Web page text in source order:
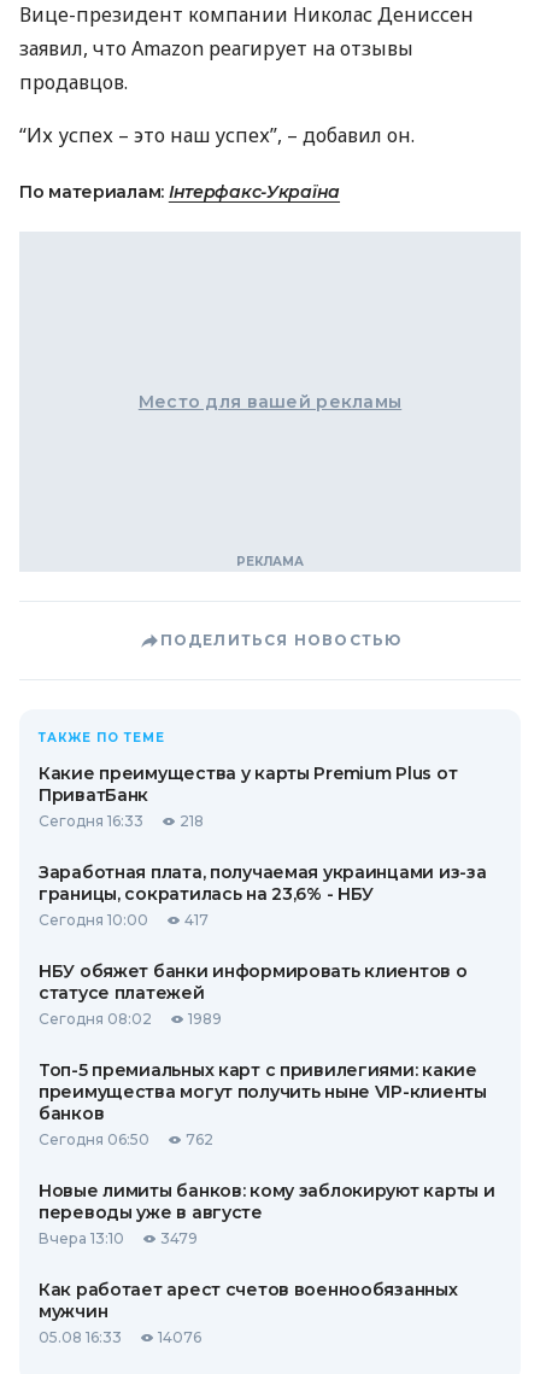
Вице-президент компании Николас Дениссен
заявил, что Amazon реагирует на отзывы
продавцов.
“Их успех – это наш успех”, – добавил он.
По материалам: Інтерфакс-Україна
Место для вашей рекламы
ПОДЕЛИТЬСЯ НОВОСТЬЮ
ТАКЖЕ ПО ТЕМЕ
Какие преимущества у карты Premium Plus от
ПриватБанк
Сегодня 16:33 218
Заработная плата, получаемая украинцами из-за
границы, сократилась на 23,6% - НБУ
Сегодня 10:00 417
НБУ обяжет банки информировать клиентов о
статусе платежей
Сегодня 08:02 1989
Топ-5 премиальных карт с привилегиями: какие
преимущества могут получить ныне VIP-клиенты
банков
Сегодня 06:50 762
Новые лимиты банков: кому заблокируют карты и
переводы уже в августе
Вчера 13:10 3479
Как работает арест счетов военнообязанных
мужчин
05.08 16:33 14076